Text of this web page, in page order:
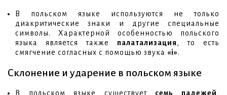
В польском языке используются не только
диакритические знаки и другие специальные
символы. Характерной особенностью польского
языка является также палатализация, то есть
смягчение согласных с помощью звука «i».
Склонение и ударение в польском языке
В польском языке существует семь падежей,